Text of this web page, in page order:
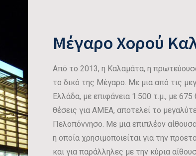
Μέγαρο Χορού
Από το 2013, η Καλαμάτα, η
το δικό της Μέγαρο. Με μια από τις
Ελλάδα, με επιφάνεια 1.500 τ.μ., με 675
θέσεις για ΑΜΕΑ, αποτελεί το
Πελοπόννησο. Με μια επιπλέον
η οποία χρησιμοποιείται για την
και για παράλληλες με την κύρια